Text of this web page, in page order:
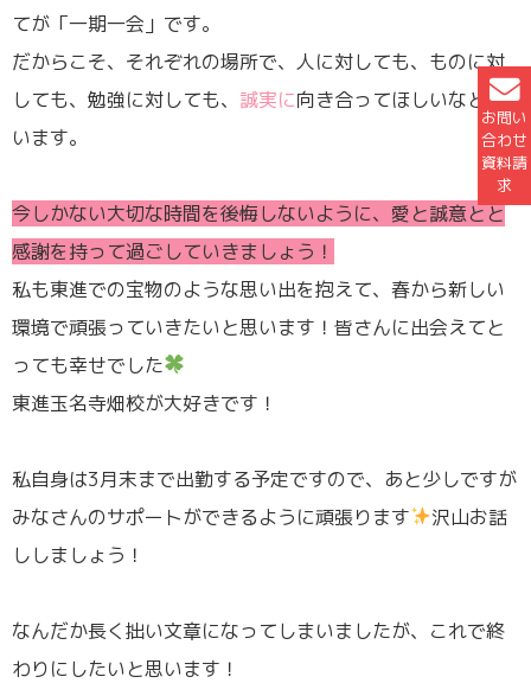
お問い
合わせ
資料請
求
てが「一期一会」です。
だからこそ、それぞれの場所で、人に対しても、ものに対
しても、勉強に対しても、 誠実に向き合ってほしいなと思
います。
今しかない大切な時間を後悔しないように、愛と誠意とと
感謝を持って過ごしていきましょう！
私も東進での宝物のような思い出を抱えて、春から新しい
環境で頑張っていきたいと思います！皆さんに出会えてと
っても幸せでした
東進玉名寺畑校が大好きです！
私自身は3月末まで出勤する予定ですので、あと少しですが
みなさんのサポートができるように頑張ります
沢山お話
ししましょう！
なんだか長く拙い文章になってしまいましたが、これで終
わりにしたいと思います！